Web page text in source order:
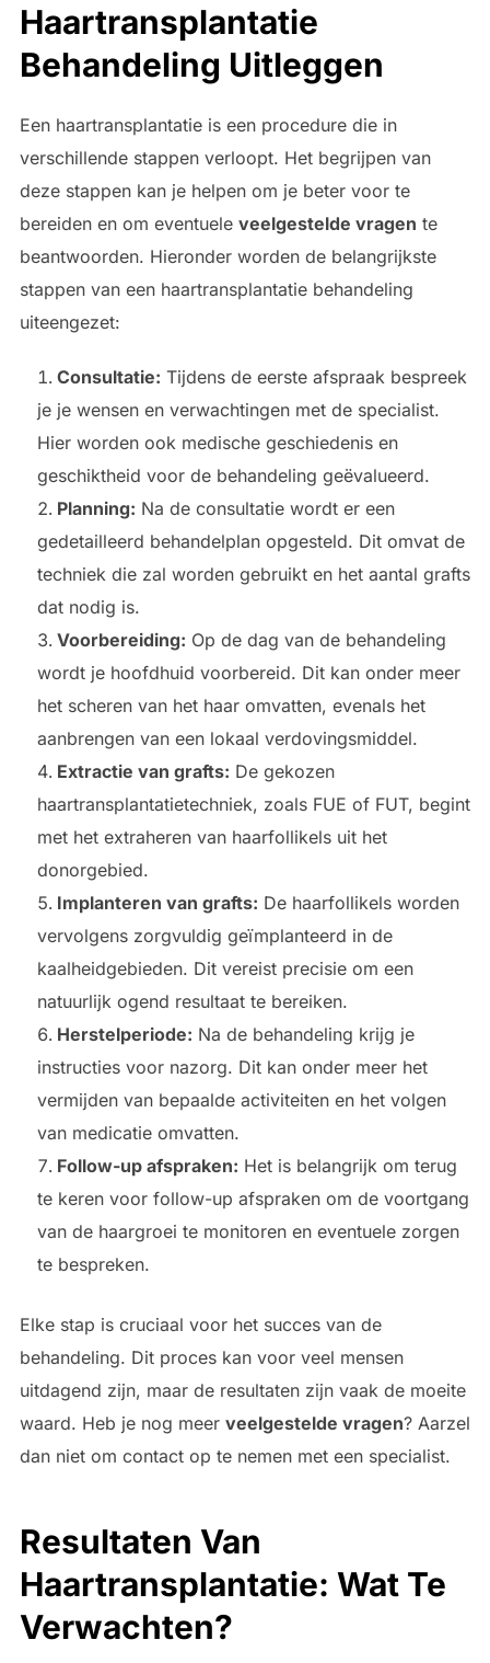
Haartransplantatie
Behandeling Uitleggen
Een haartransplantatie is een procedure die in
verschillende stappen verloopt. Het begrijpen van
deze stappen kan je helpen om je beter voor te
bereiden en om eventuele veelgestelde vragen te
beantwoorden. Hieronder worden de belangrijkste
stappen van een haartransplantatie behandeling
uiteengezet:
Consultatie: Tijdens de eerste afspraak bespreek
je je wensen en verwachtingen met de specialist.
Hier worden ook medische geschiedenis en
geschiktheid voor de behandeling geëvalueerd.
Planning: Na de consultatie wordt er een
gedetailleerd behandelplan opgesteld. Dit omvat de
techniek die zal worden gebruikt en het aantal grafts
dat nodig is.
Voorbereiding: Op de dag van de behandeling
wordt je hoofdhuid voorbereid. Dit kan onder meer
het scheren van het haar omvatten, evenals het
aanbrengen van een lokaal verdovingsmiddel.
Extractie van grafts: De gekozen
haartransplantatietechniek, zoals FUE of FUT, begint
met het extraheren van haarfollikels uit het
donorgebied.
Implanteren van grafts: De haarfollikels worden
vervolgens zorgvuldig geïmplanteerd in de
kaalheidgebieden. Dit vereist precisie om een
natuurlijk ogend resultaat te bereiken.
Herstelperiode: Na de behandeling krijg je
instructies voor nazorg. Dit kan onder meer het
vermijden van bepaalde activiteiten en het volgen
van medicatie omvatten.
Follow-up afspraken: Het is belangrijk om terug
te keren voor follow-up afspraken om de voortgang
van de haargroei te monitoren en eventuele zorgen
te bespreken.
Elke stap is cruciaal voor het succes van de
behandeling. Dit proces kan voor veel mensen
uitdagend zijn, maar de resultaten zijn vaak de moeite
waard. Heb je nog meer veelgestelde vragen? Aarzel
dan niet om contact op te nemen met een specialist.
Resultaten Van
Haartransplantatie: Wat Te
Verwachten?